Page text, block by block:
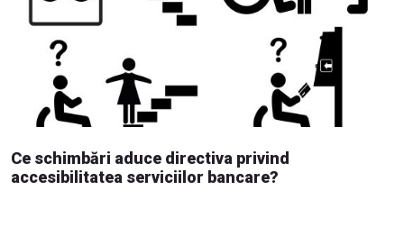
Ce schimbări aduce directiva privind
accesibilitatea serviciilor bancare?